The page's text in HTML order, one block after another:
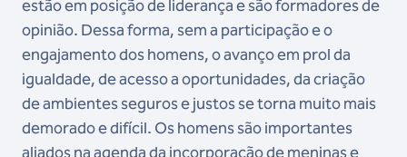
estão em posição de liderança e são formadores de
opinião. Dessa forma, sem a participação e o
engajamento dos homens, o avanço em prol da
igualdade, de acesso a oportunidades, da criação
de ambientes seguros e justos se torna muito mais
demorado e difícil. Os homens são importantes
aliados na agenda da incorporação de meninas e